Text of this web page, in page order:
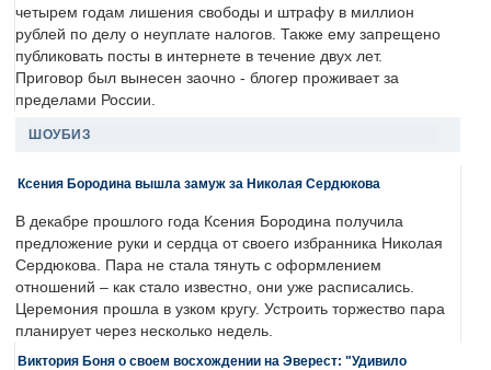
четырем годам лишения свободы и штрафу в миллион
рублей по делу о неуплате налогов. Также ему запрещено
публиковать посты в интернете в течение двух лет.
Приговор был вынесен заочно - блогер проживает за
пределами России.
ШОУБИЗ
Ксения Бородина вышла замуж за Николая Сердюкова
В декабре прошлого года Ксения Бородина получила
предложение руки и сердца от своего избранника Николая
Сердюкова. Пара не стала тянуть с оформлением
отношений – как стало известно, они уже расписались.
Церемония прошла в узком кругу. Устроить торжество пара
планирует через несколько недель.
Виктория Боня о своем восхождении на Эверест: "Удивило